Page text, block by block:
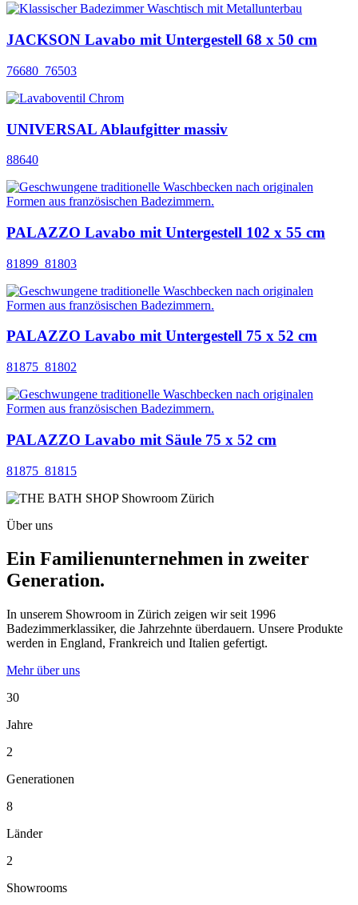
JACKSON Lavabo mit Untergestell 68 x 50 cm
76680_76503
UNIVERSAL Ablaufgitter massiv
88640
PALAZZO Lavabo mit Untergestell 102 x 55 cm
81899_81803
PALAZZO Lavabo mit Untergestell 75 x 52 cm
81875_81802
PALAZZO Lavabo mit Säule 75 x 52 cm
81875_81815
Über uns
Ein Familienunternehmen in zweiter
Generation.
In unserem Showroom in Zürich zeigen wir seit 1996
Badezimmerklassiker, die Jahrzehnte überdauern. Unsere Produkte
werden in England, Frankreich und Italien gefertigt.
Mehr über uns
30
Jahre
2
Generationen
8
Länder
2
Showrooms